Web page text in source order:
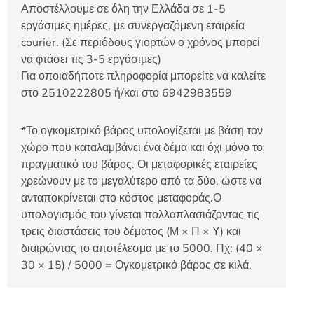
Αποστέλλουμε σε όλη την Ελλάδα σε 1-5
εργάσιμες ημέρες, με συνεργαζόμενη εταιρεία
courier. (Σε περιόδους γιορτών ο χρόνος μπορεί
να φτάσει τις 3-5 εργάσιμες)
Για οποιαδήποτε πληροφορία μπορείτε να καλείτε
στο 2510222805 ή/και στο 6942983559
*Το ογκομετρικό βάρος υπολογίζεται με βάση τον
χώρο που καταλαμβάνει ένα δέμα και όχι μόνο το
πραγματικό του βάρος. Οι μεταφορικές εταιρείες
χρεώνουν με το μεγαλύτερο από τα δύο, ώστε να
ανταποκρίνεται στο κόστος μεταφοράς.Ο
υπολογισμός του γίνεται πολλαπλασιάζοντας τις
τρεις διαστάσεις του δέματος (Μ × Π × Υ) και
διαιρώντας το αποτέλεσμα με το 5000. Πχ: (40 ×
30 × 15) / 5000 = Ογκομετρικό βάρος σε κιλά.